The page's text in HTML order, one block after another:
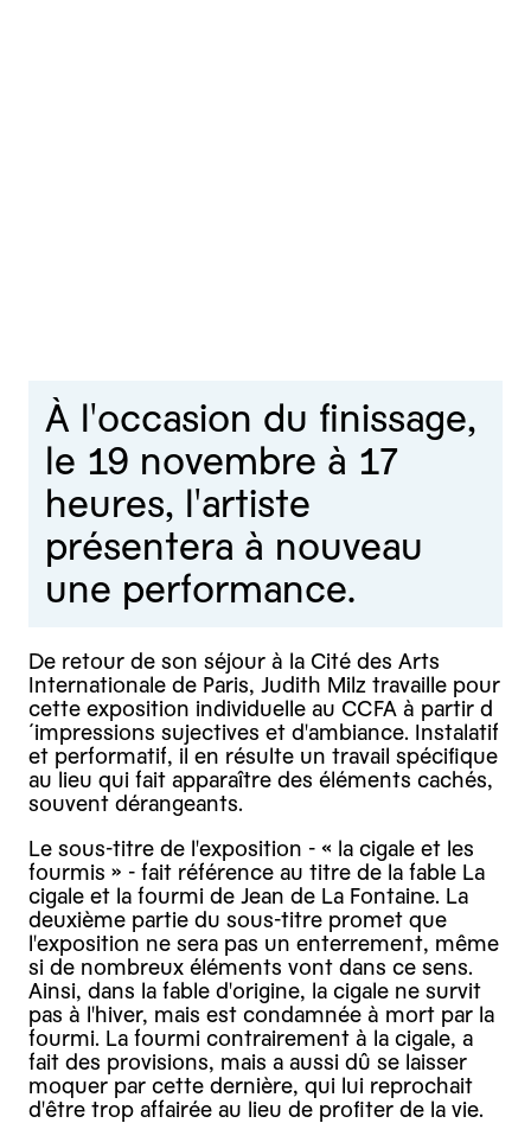
À l'occasion du finissage,
le 19 novembre à 17
heures, l'artiste
présentera à nouveau
une performance.
De retour de son séjour à la Cité des Arts
Internationale de Paris, Judith Milz travaille pour
cette exposition individuelle au CCFA à partir d
´impressions sujectives et d'ambiance. Instalatif
et performatif, il en résulte un travail spécifique
au lieu qui fait apparaître des éléments cachés,
souvent dérangeants.
Le sous-titre de l'exposition - « la cigale et les
fourmis » - fait référence au titre de la fable La
cigale et la fourmi de Jean de La Fontaine. La
deuxième partie du sous-titre promet que
l'exposition ne sera pas un enterrement, même
si de nombreux éléments vont dans ce sens.
Ainsi, dans la fable d'origine, la cigale ne survit
pas à l'hiver, mais est condamnée à mort par la
fourmi. La fourmi contrairement à la cigale, a
fait des provisions, mais a aussi dû se laisser
moquer par cette dernière, qui lui reprochait
d'être trop affairée au lieu de profiter de la vie.